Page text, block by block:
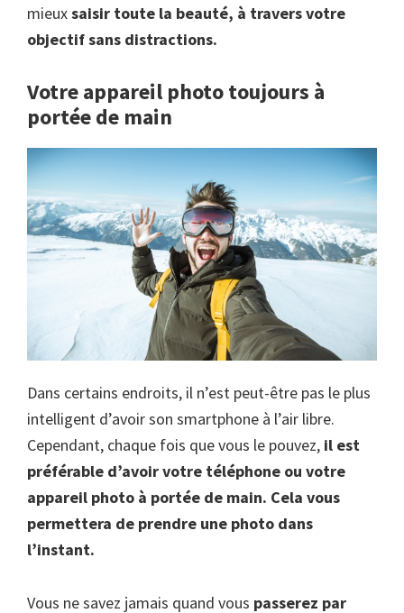
mieuxsaisir toute la beauté, à travers votre
objectif sans distractions.
Votre appareil photo toujours à
portée de main
Dans certains endroits, il n’est peut-être pas le plus
intelligent d’avoir son smartphone à l’air libre.
Cependant, chaque fois que vous le pouvez, il est
préférable d’avoir votre téléphone ou votre
appareil photo à portée de main. Cela vous
permettera de prendre une photo dans
l’instant.
Vous ne savez jamais quand vous passerez par